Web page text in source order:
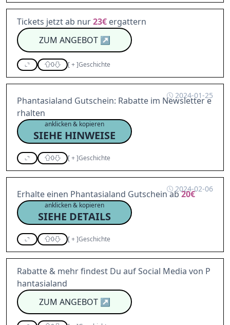
Tickets jetzt ab nur23€ ergattern
ZUM ANGEBOT↗
0 [+]Geschichte
2024-01-25
Phantasialand Gutschein: Rabatte im Newsletter e
rhalten
anklicken & kopieren
SIEHE HINWEISE
0 [+]Geschichte
2024-02-06
Erhalte einen Phantasialand Gutschein ab20€
anklicken & kopieren
SIEHE DETAILS
0 [+]Geschichte
Rabatte & mehr findest Du auf Social Media von P
hantasialand
ZUM ANGEBOT↗